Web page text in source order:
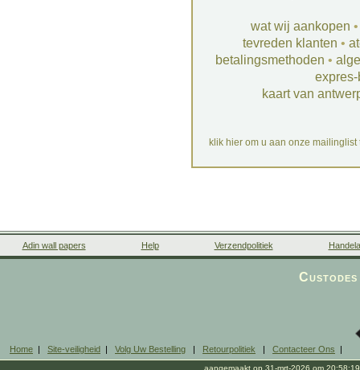
wat wij aankopen
tevreden klanten •
betalingsmethoden •
kaart van
klik hier om u aan onze mailinglist
Adin wall papers Help Verzendpolitiek
Home | Site-veiligheid | Volg Uw Bestelling | Retourpolitiek | Contacteer Ons |
aangemaakt op 31-mrt-2026 om